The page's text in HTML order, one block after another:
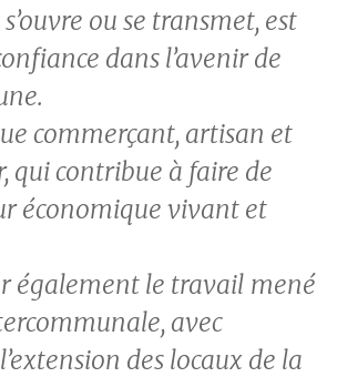
ou se transmet, est
dans l’avenir de
commerçant, artisan et
qui contribue à faire de
économique vivant et
également le travail mené
avec
des locaux de la